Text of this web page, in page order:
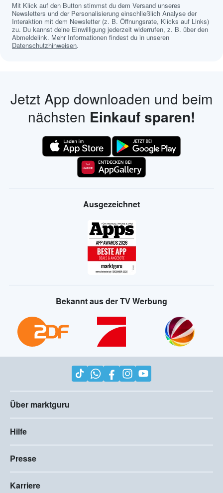
Mit Klick auf den Button stimmst du dem Versand unseres
Newsletters und der Personalisierung einschließlich Analyse der
Interaktion mit dem Newsletter (z. B. Öffnungsrate, Klicks auf Links)
zu. Du kannst deine Einwilligung jederzeit widerrufen, z. B. über den
Abmeldelink. Mehr Informationen findest du in unseren
Datenschutzhinweisen.
Jetzt App downloaden und beim
nächsten Einkauf sparen!
Ausgezeichnet
Bekannt aus der TV Werbung
Über marktguru
Hilfe
Presse
Karriere